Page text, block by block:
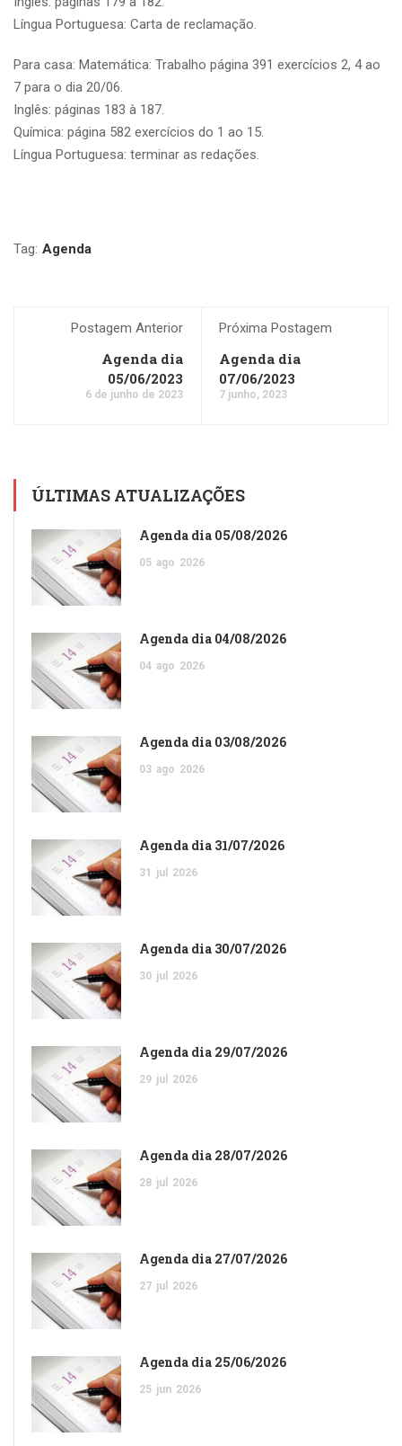
Língua Portuguesa: Carta de reclamação.
Para casa: Matemática: Trabalho página 391 exercícios 2, 4 ao
7 para o dia 20/06.
Inglês: páginas 183 à 187.
Química: página 582 exercícios do 1 ao 15.
Língua Portuguesa: terminar as redações.
Tag: Agenda
Postagem Anterior
Agenda dia
05/06/2023
6 de junho de 2023
Próxima Postagem
Agenda dia
07/06/2023
7 junho, 2023
ÚLTIMAS ATUALIZAÇÕES
Agenda dia 05/08/2026
05 ago 2026
Agenda dia 04/08/2026
04 ago 2026
Agenda dia 03/08/2026
03 ago 2026
Agenda dia 31/07/2026
31 jul 2026
Agenda dia 30/07/2026
30 jul 2026
Agenda dia 29/07/2026
29 jul 2026
Agenda dia 28/07/2026
28 jul 2026
Agenda dia 27/07/2026
27 jul 2026
Agenda dia 25/06/2026
25 jun 2026